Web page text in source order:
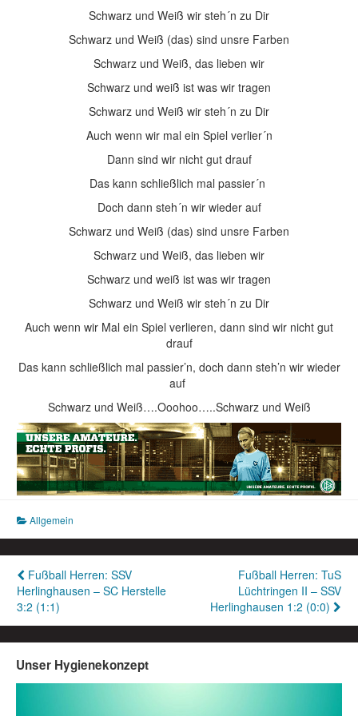
Schwarz und Weiß wir steh´n zu Dir
Schwarz und Weiß (das) sind unsre Farben
Schwarz und Weiß, das lieben wir
Schwarz und weiß ist was wir tragen
Schwarz und Weiß wir steh´n zu Dir
Auch wenn wir mal ein Spiel verlier´n
Dann sind wir nicht gut drauf
Das kann schließlich mal passier´n
Doch dann steh´n wir wieder auf
Schwarz und Weiß (das) sind unsre Farben
Schwarz und Weiß, das lieben wir
Schwarz und weiß ist was wir tragen
Schwarz und Weiß wir steh´n zu Dir
Auch wenn wir Mal ein Spiel verlieren, dann sind wir nicht gut
drauf
Das kann schließlich mal passier’n, doch dann steh’n wir wieder
auf
Schwarz und Weiß….Ooohoo…..Schwarz und Weiß
Allgemein
Beitragsnavigation
Fußball Herren: SSV
Herlinghausen – SC Herstelle
3:2 (1:1)
Fußball Herren: TuS
Lüchtringen II – SSV
Herlinghausen 1:2 (0:0)
Unser Hygienekonzept